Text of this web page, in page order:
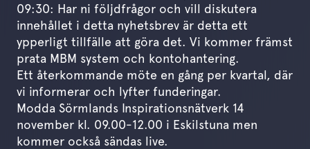
09:30: Har ni följdfrågor och vill diskutera
innehållet i detta nyhetsbrev är detta ett
ypperligt tillfälle att göra det. Vi kommer främst
prata MBM system och kontohantering.
Ett återkommande möte en gång per kvartal, där
vi informerar och lyfter funderingar.
Modda Sörmlands Inspirationsnätverk 14
november kl. 09.00-12.00 i Eskilstuna men
kommer också sändas live.